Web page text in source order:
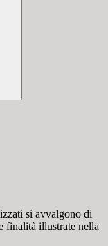
si avvalgono di
finalità illustrate nella